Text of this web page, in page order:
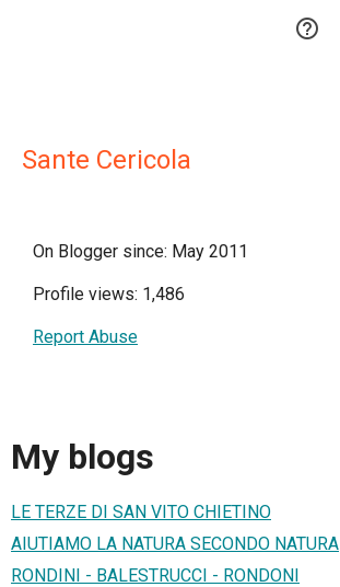

Sante Cericola
On Blogger since: May 2011
Profile views: 1,486
Report Abuse
My blogs
LE TERZE DI SAN VITO CHIETINO
AIUTIAMO LA NATURA SECONDO NATURA
RONDINI - BALESTRUCCI - RONDONI